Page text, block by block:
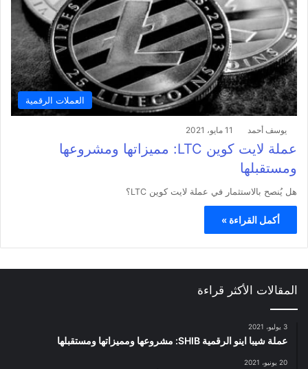
العملات الرقمية
يوسف أحمد 11 مايو، 2021
عملة لايت كوين LTC: مميزاتها ومشروعها
ومستقبلها
هل يُنصح بالاستثمار في عملة لايت كوين LTC؟
أكمل القراءة »
المقالات الأكثر قراءة
3 يوليو، 2021
عملة شيبا اينو الرقمية SHIB: مشروعها ومميزاتها ومستقبلها
20 يونيو، 2021